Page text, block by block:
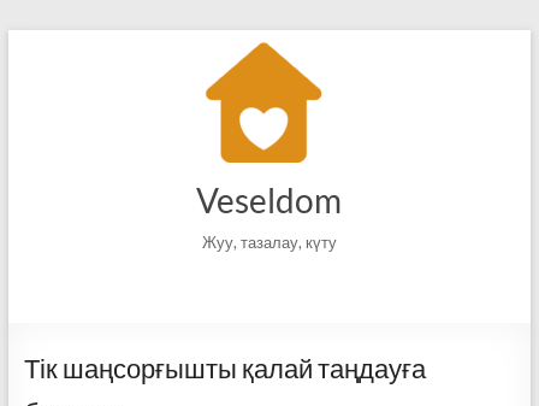
Veseldom
Жуу, тазалау, күту
Тік шаңсорғышты қалай таңдауға